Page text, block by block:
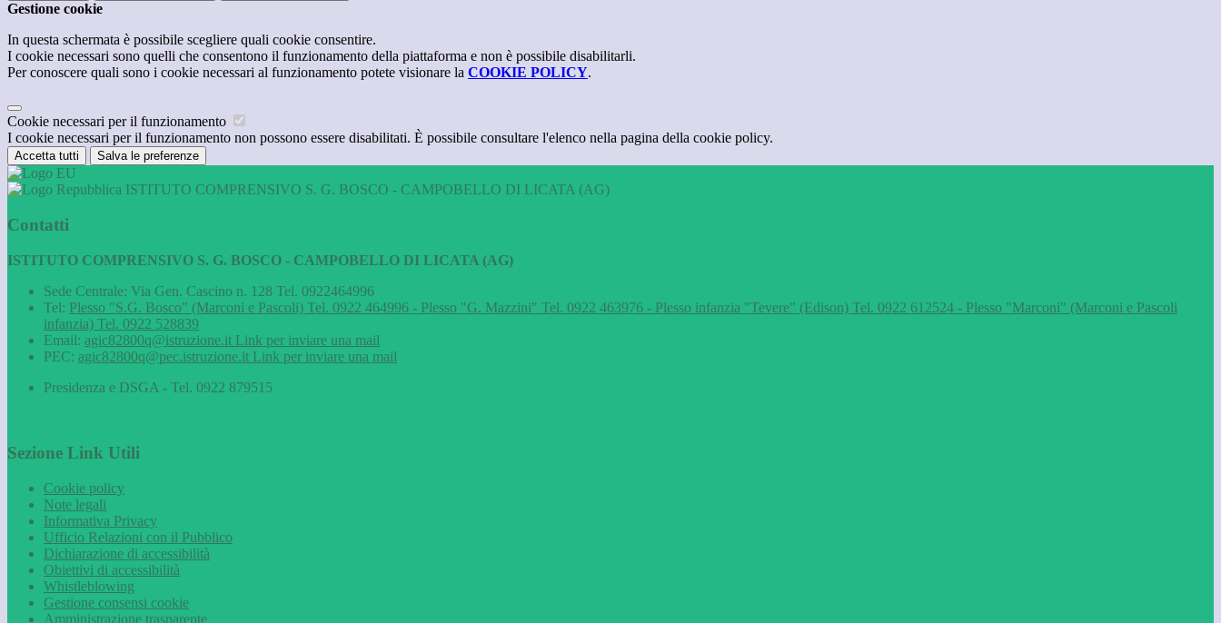
Gestione cookie
In questa schermata è possibile scegliere quali cookie consentire.
I cookie necessari sono quelli che consentono il funzionamento della piattaforma e non è possibile disabilitarli.
Per conoscere quali sono i cookie necessari al funzionamento potete visionare la COOKIE POLICY.
Cookie necessari per il funzionamento
I cookie necessari per il funzionamento non possono essere disabilitati. È possibile consultare l'elenco nella pagina della cookie policy.
Accetta tutti Salva le preferenze
ISTITUTO COMPRENSIVO S. G. BOSCO - CAMPOBELLO DI LICATA (AG)
Contatti
ISTITUTO COMPRENSIVO S. G. BOSCO - CAMPOBELLO DI LICATA (AG)
Sede Centrale: Via Gen. Cascino n. 128 Tel. 0922464996
Tel: Plesso "S.G. Bosco" (Marconi e Pascoli) Tel. 0922 464996 - Plesso "G. Mazzini" Tel. 0922 463976 - Plesso infanzia "Tevere" (Edison) Tel. 0922 612524 - Plesso "Marconi" (Marconi e Pascoli
infanzia) Tel. 0922 528839
Email: agic82800q@istruzione.it Link per inviare una mail
PEC: agic82800q@pec.istruzione.it Link per inviare una mail
Presidenza e DSGA - Tel. 0922 879515
Sezione Link Utili
Cookie policy
Note legali
Informativa Privacy
Ufficio Relazioni con il Pubblico
Dichiarazione di accessibilità
Obiettivi di accessibilità
Whistleblowing
Gestione consensi cookie
Amministrazione trasparente